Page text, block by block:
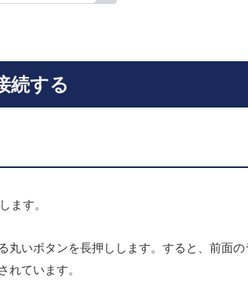
続する
ます。
丸いボタンを長押しします。すると、前面の
れています。